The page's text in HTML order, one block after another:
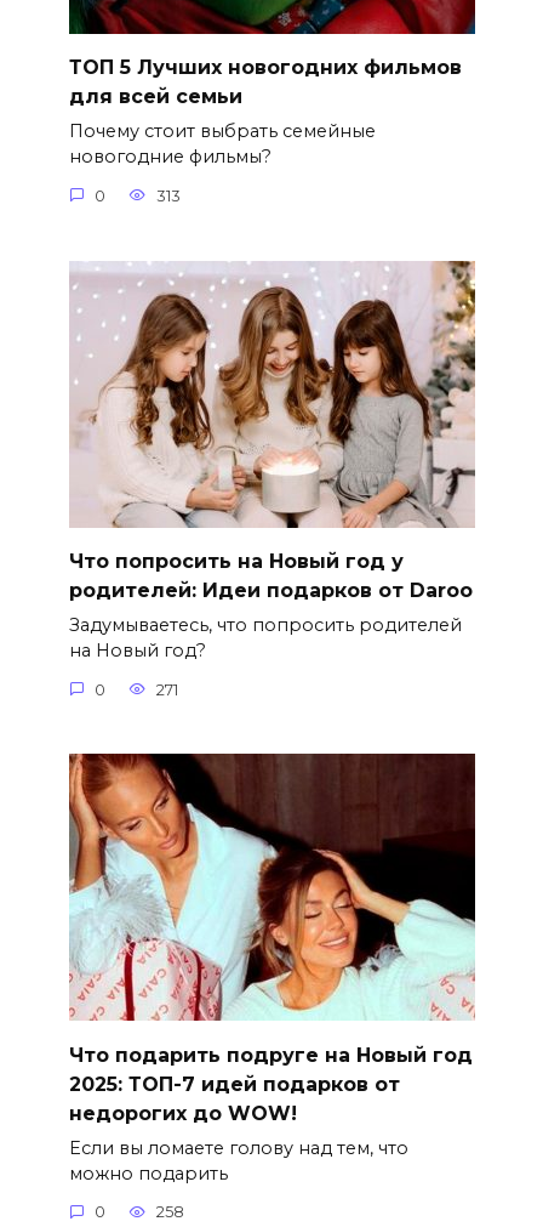
ТОП 5 Лучших новогодних фильмов
для всей семьи
Почему стоит выбрать семейные
новогодние фильмы?
0 313
Что попросить на Новый год у
родителей: Идеи подарков от Daroo
Задумываетесь, что попросить родителей
на Новый год?
0 271
Что подарить подруге на Новый год
2025: ТОП-7 идей подарков от
недорогих до WOW!
Если вы ломаете голову над тем, что
можно подарить
0 258